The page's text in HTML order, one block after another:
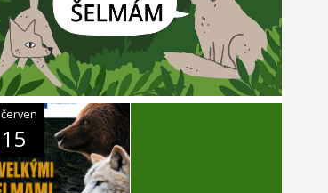
červen
15